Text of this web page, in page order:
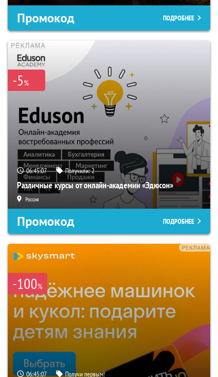
Промокод ПОДРОБНЕЕ
-5%
06:45:06 Получили:2
Различные курсы от онлайн-академии «Эдюсон»
Россия
Промокод ПОДРОБНЕЕ
-100%
06:45:06 Получи первым!